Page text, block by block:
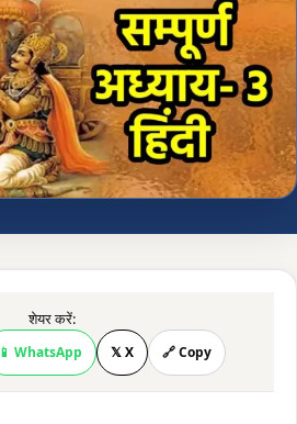
शेयर करें:
📱 WhatsApp 𝕏 X 🔗 Copy